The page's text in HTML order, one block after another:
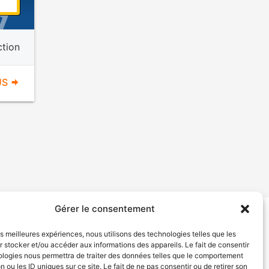
Gérer le consentement
meilleures expériences, nous utilisons des technologies telles que les
stocker et/ou accéder aux informations des appareils. Le fait de consentir
nous permettra de traiter des données telles que le comportement
ou les ID uniques sur ce site. Le fait de ne pas consentir ou de retirer son
de services Politique de confidentialité